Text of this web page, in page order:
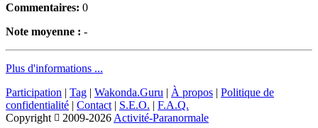
Commentaires: 0
Note moyenne : -
Plus d'informations ...
Participation | Tag | Wakonda.Guru | À propos | Politique de
confidentialité | Contact | S.E.O. | F.A.Q.
Copyright
2009-2026 Activité-Paranormale